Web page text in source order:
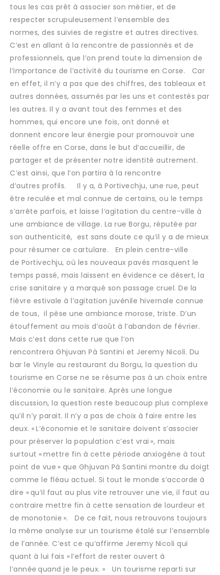
tous les cas prêt à associer son métier, et de
respecter scrupuleusement l’ensemble des
normes, des suivies de registre et autres directives.
C’est en allant à la rencontre de passionnés et de
professionnels, que l’on prend toute la dimension de
l’importance de l’activité du tourisme en Corse. Car
en effet, il n’y a pas que des chiffres, des tableaux et
autres données, assumés par les uns et contestés par
les autres. Il y a avant tout des femmes et des
hommes, qui encore une fois, ont donné et
donnent encore leur énergie pour promouvoir une
réelle offre en Corse, dans le but d’accueillir, de
partager et de présenter notre identité autrement.
C’est ainsi, que l’on partira à la rencontre
d’autres profils. Il y a, à Portivechju, une rue, peut
être reculée et mal connue de certains, ou le temps
s’arrête parfois, et laisse l’agitation du centre-ville à
une ambiance de village. La rue Borgu, réputée par
son authenticité, est sans doute ce qu’il y a de mieux
pour résumer ce cartulare. En plein centre-ville
de Portivechju, où les nouveaux pavés masquent le
temps passé, mais laissent en évidence ce désert, la
crise sanitaire y a marqué son passage cruel. De la
fièvre estivale à l’agitation juvénile hivernale connue
de tous, il pèse une ambiance morose, triste. D’un
étouffement au mois d’août à l’abandon de février.
Mais c’est dans cette rue que l’on
rencontrera Ghjuvan Pà Santini et Jeremy Nicoli. Du
bar le Vinyle au restaurant du Borgu, la question du
tourisme en Corse ne se résume pas à un choix entre
l’économie ou le sanitaire. Après une longue
discussion, la question reste beaucoup plus complexe
qu’il n’y parait. Il n’y a pas de choix à faire entre les
deux. « L’économie et le sanitaire doivent s’associer
pour préserver la population c’est vrai », mais
surtout « mettre fin à cette période anxiogène à tout
point de vue » que Ghjuvan Pà Santini montre du doigt
comme le fléau actuel. Si tout le monde s’accorde à
dire « qu’il faut au plus vite retrouver une vie, il faut au
contraire mettre fin à cette sensation de lourdeur et
de monotonie ». De ce fait, nous retrouvons toujours
la même analyse sur un tourisme étalé sur l’ensemble
de l’année. C’est ce qu’affirme Jeremy Nicoli qui
quant à lui fais « l’effort de rester ouvert à
l’année quand je le peux. » Un tourisme reparti sur